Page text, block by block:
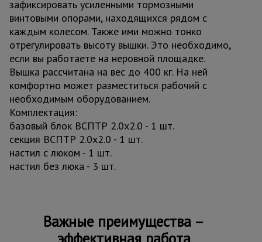
зафиксировать усиленными тормозными
винтовыми опорами, находящихся рядом с
каждым колесом. Также ими можно тонко
отрегулировать высоту вышки. Это необходимо,
если вы работаете на неровной площадке.
Вышка рассчитана на вес до 400 кг. На ней
комфортно может разместиться рабочий с
необходимым оборудованием.
Комплектация:
базовый блок ВСПТР 2.0х2.0 - 1 шт.
секция ВСПТР 2.0х2.0 - 1 шт.
настил с люком - 1 шт.
настил без люка - 3 шт.
Важные преимущества –